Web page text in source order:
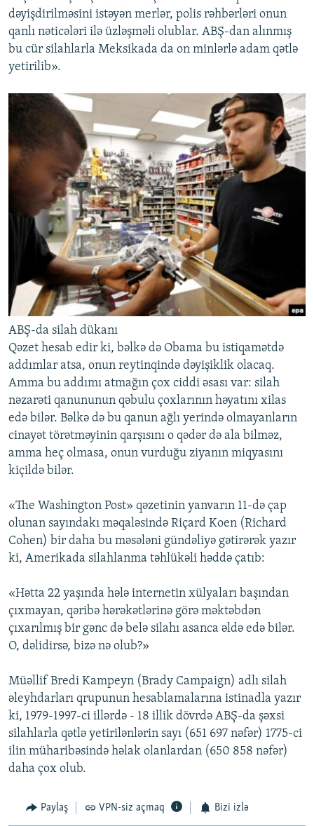
dəyişdirilməsini istəyən merlər, polis rəhbərləri onun
qanlı nəticələri ilə üzləşməli olublar. ABŞ-dan alınmış
bu cür silahlarla Meksikada da on minlərlə adam qətlə
yetirilib».
ABŞ-da silah dükanı
Qəzet hesab edir ki, bəlkə də Obama bu istiqamətdə
addımlar atsa, onun reytinqində dəyişiklik olacaq.
Amma bu addımı atmağın çox ciddi əsası var: silah
nəzarəti qanununun qəbulu çoxlarının həyatını xilas
edə bilər. Bəlkə də bu qanun ağlı yerində olmayanların
cinayət törətməyinin qarşısını o qədər də ala bilməz,
amma heç olmasa, onun vurduğu ziyanın miqyasını
kiçildə bilər.
«The Washington Post» qəzetinin yanvarın 11-də çap
olunan sayındakı məqaləsində Riçard Koen (Richard
Cohen) bir daha bu məsələni gündəliyə gətirərək yazır
ki, Amerikada silahlanma təhlükəli həddə çatıb:
«Hətta 22 yaşında hələ internetin xülyaları başından
çıxmayan, qəribə hərəkətlərinə görə məktəbdən
çıxarılmış bir gənc də belə silahı asanca əldə edə bilər.
O, dəlidirsə, bizə nə olub?»
Müəllif Bredi Kampeyn (Brady Campaign) adlı silah
əleyhdarları qrupunun hesablamalarına istinadla yazır
ki, 1979-1997-ci illərdə - 18 illik dövrdə ABŞ-da şəxsi
silahlarla qətlə yetirilənlərin sayı (651 697 nəfər) 1775-ci
ilin müharibəsində həlak olanlardan (650 858 nəfər)
daha çox olub.
Paylaş VPN-siz açmaq Bizi izlə